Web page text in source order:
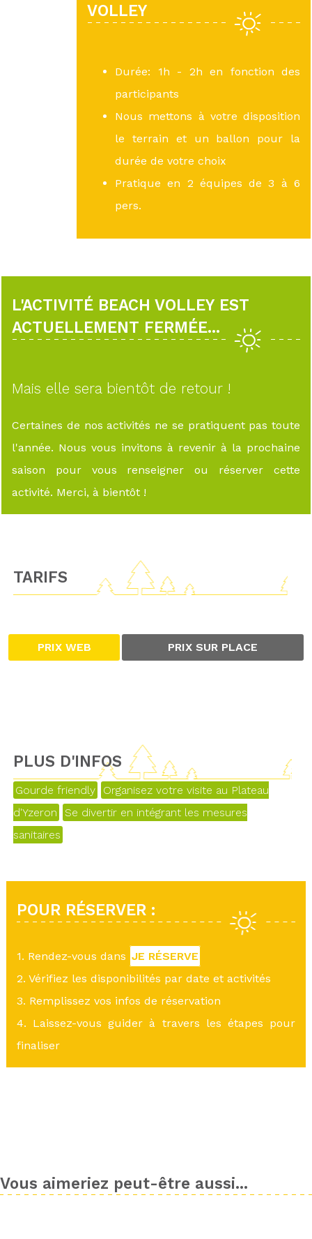
VOLLEY
Durée: 1h - 2h en fonction des
participants
Nous mettons à votre disposition
le terrain et un ballon pour la
durée de votre choix
Pratique en 2 équipes de 3 à 6
pers.
L'ACTIVITÉ BEACH VOLLEY EST
ACTUELLEMENT FERMÉE...
Mais elle sera bientôt de retour !
Certaines de nos activités ne se pratiquent pas toute
l'année. Nous vous invitons à revenir à la prochaine
saison pour vous renseigner ou réserver cette
activité. Merci, à bientôt !
TARIFS
PRIX WEB PRIX SUR PLACE
PLUS D'INFOS
Gourde friendly
Organisez votre visite au Plateau
d'Yzeron
Se divertir en intégrant les mesures
sanitaires
POUR RÉSERVER :
1. Rendez-vous dans JE RÉSERVE
2. Vérifiez les disponibilités par date et activités
3. Remplissez vos infos de réservation
4. Laissez-vous guider à travers les étapes pour
finaliser
Vous aimeriez peut-être aussi...